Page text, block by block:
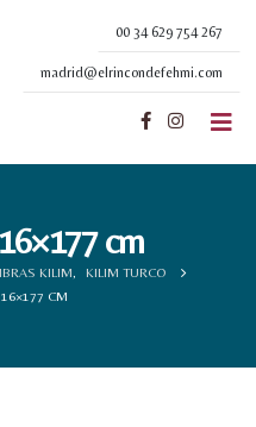
00 34 629 754 267
madrid@elrincondefehmi.com
cm
KILIM
KILIM TURCO
CM